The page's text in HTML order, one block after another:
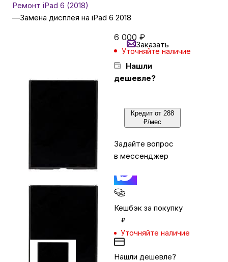
Бытовая техника
Сумки и чемоданы
Для дома и дачи
Для домашних питомцев
Умный дом и безопасность
Ремонт iPad 6 (2018)
—Замена дисплея на iPad 6 2018
6 000 ₽
Уточняйте наличие
Нашли
дешевле?
Заказать
Кредит от 288
₽/мес
Задайте вопрос
в мессенджер
Кешбэк за покупку
₽
Уточняйте наличие
Нашли дешевле?